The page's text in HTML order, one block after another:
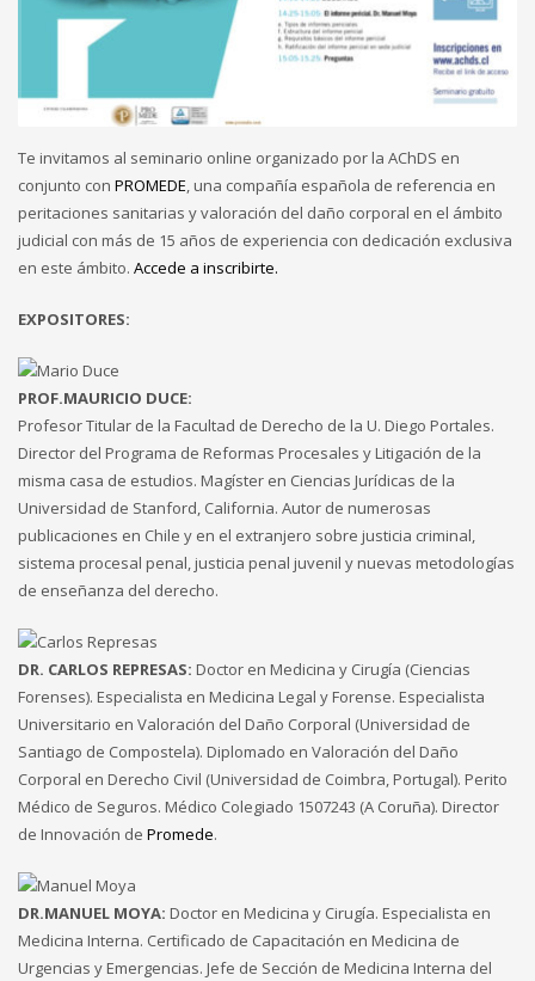
Te invitamos al seminario online organizado por la AChDS en
conjunto con PROMEDE, una compañía española de referencia en
peritaciones sanitarias y valoración del daño corporal en el ámbito
judicial con más de 15 años de experiencia con dedicación exclusiva
en este ámbito. Accede a inscribirte.
EXPOSITORES:
PROF.MAURICIO DUCE:
Profesor Titular de la Facultad de Derecho de la U. Diego Portales.
Director del Programa de Reformas Procesales y Litigación de la
misma casa de estudios. Magíster en Ciencias Jurídicas de la
Universidad de Stanford, California. Autor de numerosas
publicaciones en Chile y en el extranjero sobre justicia criminal,
sistema procesal penal, justicia penal juvenil y nuevas metodologías
de enseñanza del derecho.
DR. CARLOS REPRESAS: Doctor en Medicina y Cirugía (Ciencias
Forenses). Especialista en Medicina Legal y Forense. Especialista
Universitario en Valoración del Daño Corporal (Universidad de
Santiago de Compostela). Diplomado en Valoración del Daño
Corporal en Derecho Civil (Universidad de Coimbra, Portugal). Perito
Médico de Seguros. Médico Colegiado 1507243 (A Coruña). Director
de Innovación de Promede.
DR.MANUEL MOYA: Doctor en Medicina y Cirugía. Especialista en
Medicina Interna. Certificado de Capacitación en Medicina de
Urgencias y Emergencias. Jefe de Sección de Medicina Interna del